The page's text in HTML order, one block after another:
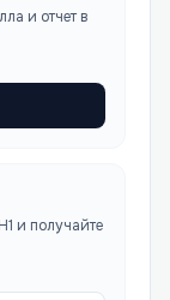
и отчет в
и получайте